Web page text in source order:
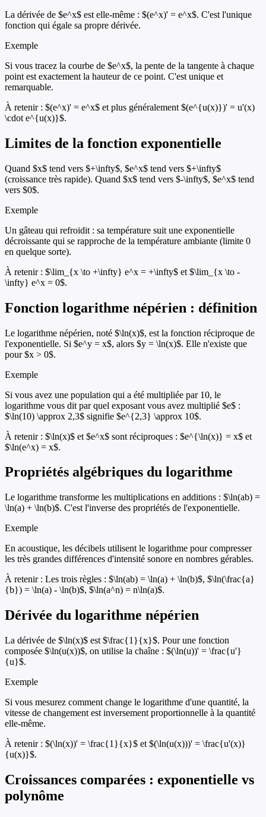
La dérivée de $e^x$ est elle-même : $(e^x)' = e^x$. C'est l'unique
fonction qui égale sa propre dérivée.
Exemple
Si vous tracez la courbe de $e^x$, la pente de la tangente à chaque
point est exactement la hauteur de ce point. C'est unique et
remarquable.
À retenir : $(e^x)' = e^x$ et plus généralement $(e^{u(x)})' = u'(x)
\cdot e^{u(x)}$.
Limites de la fonction exponentielle
Quand $x$ tend vers $+\infty$, $e^x$ tend vers $+\infty$
(croissance très rapide). Quand $x$ tend vers $-\infty$, $e^x$ tend
vers $0$.
Exemple
Un gâteau qui refroidit : sa température suit une exponentielle
décroissante qui se rapproche de la température ambiante (limite 0
en quelque sorte).
À retenir : $\lim_{x \to +\infty} e^x = +\infty$ et $\lim_{x \to -
\infty} e^x = 0$.
Fonction logarithme népérien : définition
Le logarithme népérien, noté $\ln(x)$, est la fonction réciproque de
l'exponentielle. Si $e^y = x$, alors $y = \ln(x)$. Elle n'existe que
pour $x > 0$.
Exemple
Si vous avez une population qui a été multipliée par 10, le
logarithme vous dit par quel exposant vous avez multiplié $e$ :
$\ln(10) \approx 2,3$ signifie $e^{2,3} \approx 10$.
À retenir : $\ln(x)$ et $e^x$ sont réciproques : $e^{\ln(x)} = x$ et
$\ln(e^x) = x$.
Propriétés algébriques du logarithme
Le logarithme transforme les multiplications en additions : $\ln(ab) =
\ln(a) + \ln(b)$. C'est l'inverse des propriétés de l'exponentielle.
Exemple
En acoustique, les décibels utilisent le logarithme pour compresser
les très grandes différences d'intensité sonore en nombres gérables.
À retenir : Les trois règles : $\ln(ab) = \ln(a) + \ln(b)$, $\ln(\frac{a}
{b}) = \ln(a) - \ln(b)$, $\ln(a^n) = n\ln(a)$.
Dérivée du logarithme népérien
La dérivée de $\ln(x)$ est $\frac{1}{x}$. Pour une fonction
composée $\ln(u(x))$, on utilise la chaîne : $(\ln(u))' = \frac{u'}
{u}$.
Exemple
Si vous mesurez comment change le logarithme d'une quantité, la
vitesse de changement est inversement proportionnelle à la quantité
elle-même.
À retenir : $(\ln(x))' = \frac{1}{x}$ et $(\ln(u(x)))' = \frac{u'(x)}
{u(x)}$.
Croissances comparées : exponentielle vs
polynôme